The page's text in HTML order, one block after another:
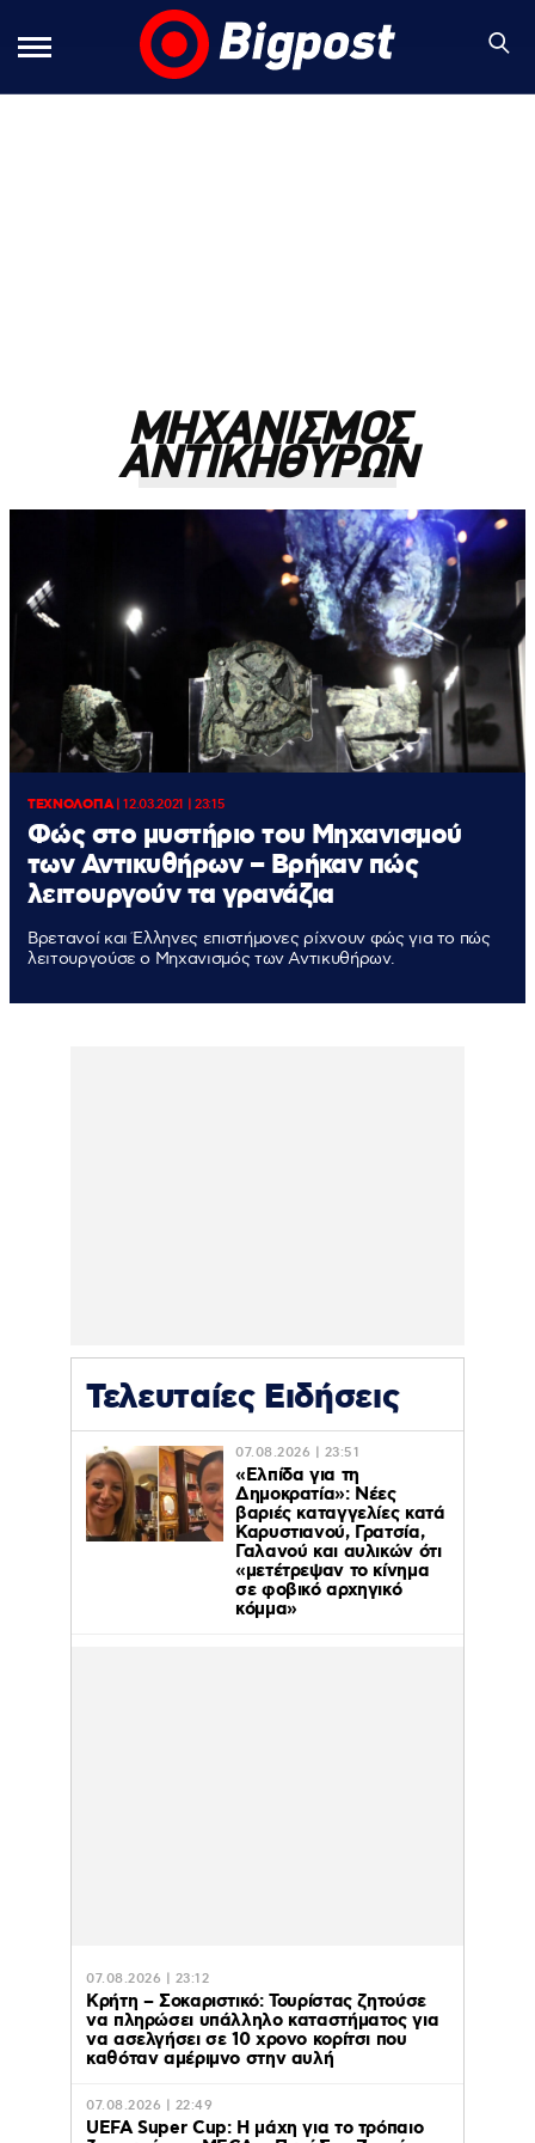
ΜΗΧΑΝΙΣΜΟΣ
ΑΝΤΙΚΗΘΥΡΩΝ
ΤΕΧΝΟΛΟΓΙΑ|12.03.2021 | 23:15
Φώς στο μυστήριο του Μηχανισμού
των Αντικυθήρων – Βρήκαν πώς
λειτουργούν τα γρανάζια
Βρετανοί και Έλληνες επιστήμονες ρίχνουν φώς για το πώς
λειτουργούσε ο Μηχανισμός των Αντικυθήρων.
Τελευταίες Ειδήσεις
07.08.2026 | 23:51
«Ελπίδα για τη
Δημοκρατία»: Νέες
βαριές καταγγελίες κατά
Καρυστιανού, Γρατσία,
Γαλανού και αυλικών ότι
«μετέτρεψαν το κίνημα
σε φοβικό αρχηγικό
κόμμα»
07.08.2026 | 23:12
Κρήτη – Σοκαριστικό: Τουρίστας ζητούσε
να πληρώσει υπάλληλο καταστήματος για
να ασελγήσει σε 10 χρονο κορίτσι που
καθόταν αμέριμνο στην αυλή
07.08.2026 | 22:49
UEFA Super Cup: Η μάχη για το τρόπαιο